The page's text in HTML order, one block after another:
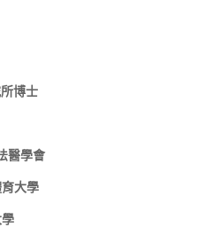
博士
醫學會
大學